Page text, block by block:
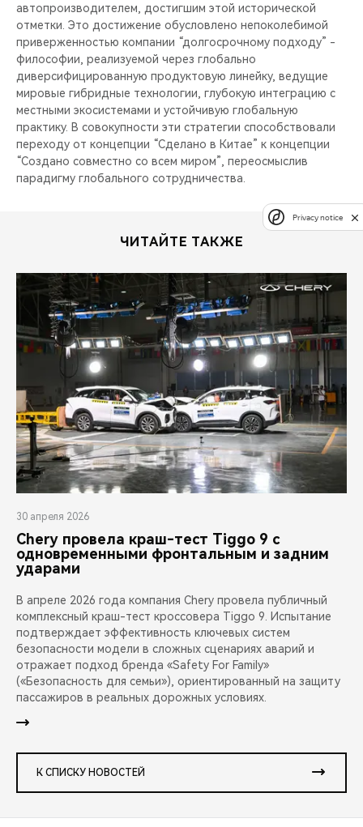
автопроизводителем, достигшим этой исторической
отметки. Это достижение обусловлено непоколебимой
приверженностью компании “долгосрочному подходу” -
философии, реализуемой через глобально
диверсифицированную продуктовую линейку, ведущие
мировые гибридные технологии, глубокую интеграцию с
местными экосистемами и устойчивую глобальную
практику. В совокупности эти стратегии способствовали
переходу от концепции “Сделано в Китае” к концепции
“Создано совместно со всем миром”, переосмыслив
парадигму глобального сотрудничества.
ЧИТАЙТЕ ТАКЖЕ
30 апреля 2026
Chery провела краш-тест Tiggo 9 с
одновременными фронтальным и задним
ударами
В апреле 2026 года компания Chery провела публичный
комплексный краш-тест кроссовера Tiggo 9. Испытание
подтверждает эффективность ключевых систем
безопасности модели в сложных сценариях аварий и
отражает подход бренда «Safety For Family»
(«Безопасность для семьи»), ориентированный на защиту
пассажиров в реальных дорожных условиях.
К СПИСКУ НОВОСТЕЙ
Privacy notice